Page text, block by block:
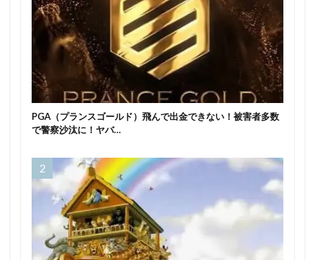
PGA（プランスゴールド）飛んで出金できない！被害者多数
で警察沙汰に！ヤバ…